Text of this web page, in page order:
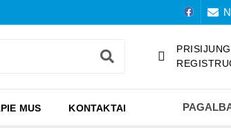
MUS KONTAKTAI